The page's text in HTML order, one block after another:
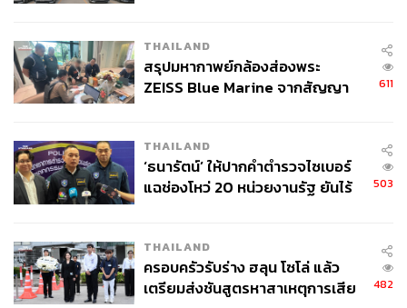
THAILAND
สรุปมหากาพย์กล้องส่องพระ
ZEISS Blue Marine จากสัญญา
จ่ายหนี้-แอบระบุแบรนด์
611
THAILAND
‘ธนารัตน์’ ให้ปากคำตำรวจไซเบอร์
แฉช่องโหว่ 20 หน่วยงานรัฐ ยันไร้
503
THAILAND
ครอบครัวรับร่าง ฮลุน โซโล่ แล้ว
เตรียมส่งชันสูตรหาสาเหตุการเสีย
482